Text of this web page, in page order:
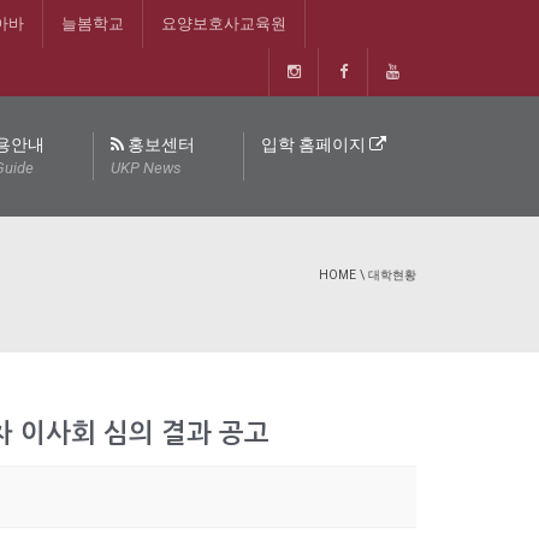
바 늘봄학교 요양보호사교육원
안내 홍보센터
UKP News
입학 홈페이지
HOME \ 대학현황
이사회 심의 결과 공고